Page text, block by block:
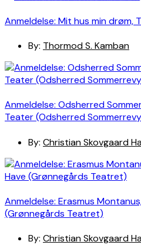
Anmeldelse: Mit hus min drøm,
By: Thormod S. Kamban
Anmeldelse: Odsherred
Teater (Odsherred
By: Christian Skovgaard
Anmeldelse: Erasmus
(Grønnegårds Teatret)
By: Christian Skovgaard